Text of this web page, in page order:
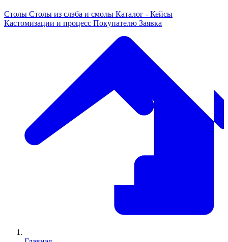
Столы Столы из слэба и смолы Каталог - Кейсы
Кастомизации и процесс Покупателю Заявка